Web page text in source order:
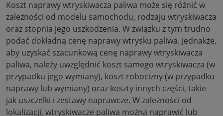
Koszt naprawy wtryskiwacza paliwa może się różnić w
zależności od modelu samochodu, rodzaju wtryskiwacza
oraz stopnia jego uszkodzenia. W związku z tym trudno
podać dokładną cenę naprawy wtrysku paliwa. Jednakże,
aby uzyskać szacunkową cenę naprawy wtryskiwacza
paliwa, należy uwzględnić koszt samego wtryskiwacza (w
przypadku jego wymiany), koszt robocizny (w przypadku
naprawy lub wymiany) oraz koszty innych części, takie
jak uszczelki i zestawy naprawcze. W zależności od
lokalizacji, wtryskiwacze paliwa można naprawić lub